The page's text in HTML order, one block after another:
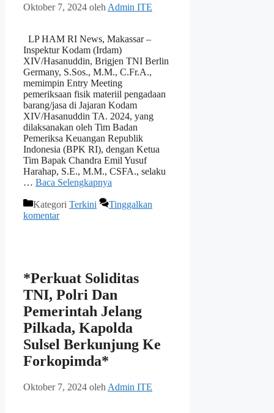
Oktober 7, 2024 oleh Admin ITE
LP HAM RI News, Makassar –
Inspektur Kodam (Irdam)
XIV/Hasanuddin, Brigjen TNI Berlin
Germany, S.Sos., M.M., C.Fr.A.,
memimpin Entry Meeting
pemeriksaan fisik materiil pengadaan
barang/jasa di Jajaran Kodam
XIV/Hasanuddin TA. 2024, yang
dilaksanakan oleh Tim Badan
Pemeriksa Keuangan Republik
Indonesia (BPK RI), dengan Ketua
Tim Bapak Chandra Emil Yusuf
Harahap, S.E., M.M., CSFA., selaku
… Baca Selengkapnya
Kategori Terkini
Tinggalkan
komentar
*Perkuat Soliditas
TNI, Polri Dan
Pemerintah Jelang
Pilkada, Kapolda
Sulsel Berkunjung Ke
Forkopimda*
Oktober 7, 2024 oleh Admin ITE